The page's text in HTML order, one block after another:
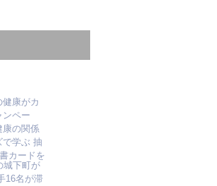
康がカ
ンペー
の関係
で学ぶ 抽
カードを
城下町が
16名が滞